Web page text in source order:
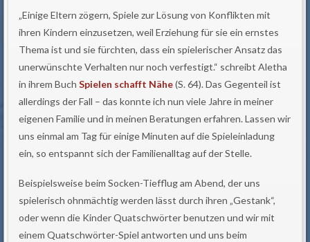
„Einige Eltern zögern, Spiele zur Lösung von Konflikten mit
ihren Kindern einzusetzen, weil Erziehung für sie ein ernstes
Thema ist und sie fürchten, dass ein spielerischer Ansatz das
unerwünschte Verhalten nur noch verfestigt.“ schreibt Aletha
in ihrem BuchSpielen schafft Nähe(S. 64). Das Gegenteil ist
allerdings der Fall – das konnte ich nun viele Jahre in meiner
eigenen Familie und in meinen Beratungen erfahren. Lassen wir
uns einmal am Tag für einige Minuten auf die Spieleinladung
ein, so entspannt sich der Familienalltag auf der Stelle.
Beispielsweise beim Socken-Tiefflug am Abend, der uns
spielerisch ohnmächtig werden lässt durch ihren „Gestank“,
oder wenn die Kinder Quatschwörter benutzen und wir mit
einem Quatschwörter-Spiel antworten und uns beim